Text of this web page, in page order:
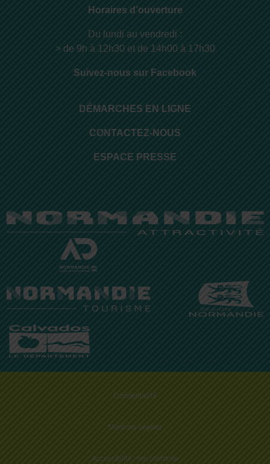
Horaires d’ouverture
Du lundi au vendredi :
> de 9h à 12h30 et de 14h00 à 17h30
Suivez-nous sur Facebook
DÉMARCHES EN LIGNE
CONTACTEZ-NOUS
ESPACE PRESSE
Confidentialité
Mentions Légales
Accessibilité : non conforme